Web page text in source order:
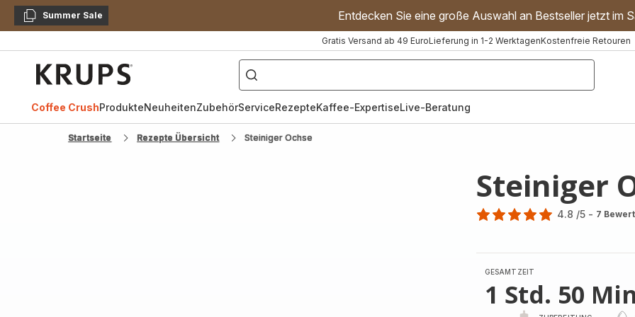
KopierenSummer Sale Entdecken Sie eine große Auswahl an Bestseller jetzt im
Gratis Versand ab 49 EuroLieferung in 1-2 WerktagenKostenfreie Retouren
["Kaffeevollautomat","Handmixer","Waffeleisen"]
Coffee CrushProdukteNeuheitenZubehörServiceRezepteKaffee-ExpertiseLive-Beratung
Startseite Rezepte Übersicht Steiniger Ochse
Steiniger
4.8 /5 - 7
GESAMTZEIT
1 Std. 50